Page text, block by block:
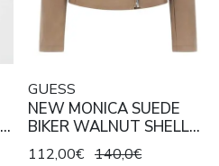
GUESS
NEW MONICA SUEDE
BIKER WALNUT SHELL
CAMEL
112,00€ 140,0€